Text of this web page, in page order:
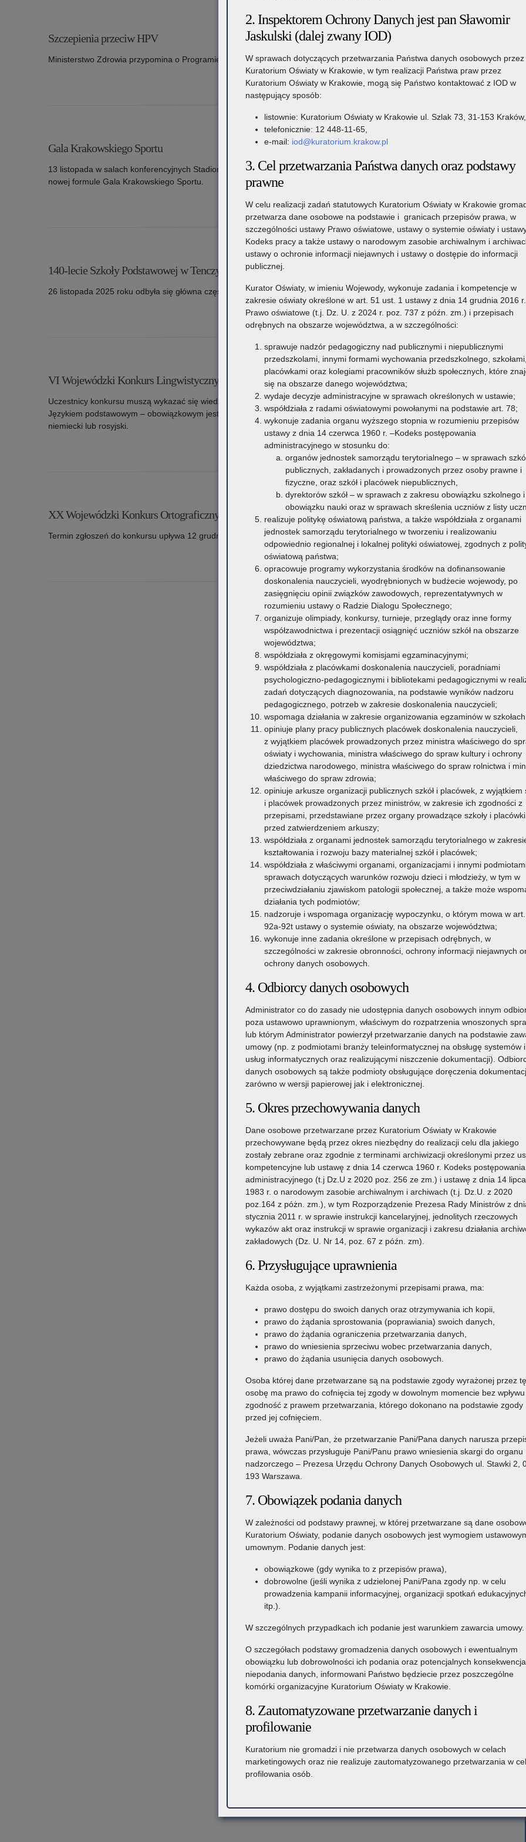
Szczepienia przeciw HPV
Ministerstwo Zdrowia przypomina o Programie bezpłatnych szczepień przeciw HPV.
Czytaj więcej
1 grudnia 2025
Gala Krakowskiego Sportu
13 listopada w salach konferencyjnych Stadionu Miejskiego im. Henryka Reymana w Krakowie odbyła się pierwsza w
nowej formule Gala Krakowskiego Sportu.
Czytaj więcej
1 grudnia 2025
140-lecie Szkoły Podstawowej w Tenczynie
26 listopada 2025 roku odbyła się główna część jubileuszu z okazji 140-lecia Szkoły Podstawowej w Tenczynie.
Czytaj więcej
1 grudnia 2025
VI Wojewódzki Konkurs Lingwistyczny DUET
Uczestnicy konkursu muszą wykazać się wiedzą i umiejętnościami równocześnie w zakresie dwóch języków obcych.
Językiem podstawowym – obowiązkowym jest język angielski. Drugim językiem do wyboru jest język francuski, hiszpański,
niemiecki lub rosyjski.
1 grudnia 2025
XX Wojewódzki Konkurs Ortograficzny „Kaktus”
Termin zgłoszeń do konkursu upływa 12 grudnia 2025 r.
2. Inspektorem Ochrony Danych jest pan Sławomir
Jaskulski (dalej zwany IOD)
W sprawach dotyczących przetwarzania Państwa danych osobowych przez
Kuratorium Oświaty w Krakowie, w tym realizacji Państwa praw przez
Kuratorium Oświaty w Krakowie, mogą się Państwo kontaktować z IOD w
następujący sposób:
listownie: Kuratorium Oświaty w Krakowie ul. Szlak 73, 31-153 Kraków,
telefonicznie: 12 448-11-65,
e-mail: iod@kuratorium.krakow.pl
3. Cel przetwarzania Państwa danych oraz podstawy
prawne
W celu realizacji zadań statutowych Kuratorium Oświaty w Krakowie
przetwarza dane osobowe na podstawie i granicach przepisów prawa, w
szczególności ustawy Prawo oświatowe, ustawy o systemie oświaty i
Kodeks pracy a także ustawy o narodowym zasobie archiwalnym i
ustawy o ochronie informacji niejawnych i ustawy o dostępie do informacji
publicznej.
Kurator Oświaty, w imieniu Wojewody, wykonuje zadania i kompetencje w
zakresie oświaty określone w art. 51 ust. 1 ustawy z dnia 14 grudnia 2016 r.
Prawo oświatowe (t.j. Dz. U. z 2024 r. poz. 737 z późn. zm.) i przepisach
odrębnych na obszarze województwa, a w szczególności:
sprawuje nadzór pedagogiczny nad publicznymi i niepublicznymi
przedszkolami, innymi formami wychowania przedszkolnego, szkołami,
placówkami oraz kolegiami pracowników służb społecznych, które
się na obszarze danego województwa;
wydaje decyzje administracyjne w sprawach określonych w ustawie;
współdziała z radami oświatowymi powołanymi na podstawie art. 78;
wykonuje zadania organu wyższego stopnia w rozumieniu przepisów
ustawy z dnia 14 czerwca 1960 r. –Kodeks postępowania
administracyjnego w stosunku do:
organów jednostek samorządu terytorialnego – w sprawach
publicznych, zakładanych i prowadzonych przez osoby prawne i
fizyczne, oraz szkół i placówek niepublicznych,
dyrektorów szkół – w sprawach z zakresu obowiązku szkolnego i
obowiązku nauki oraz w sprawach skreślenia uczniów z listy
realizuje politykę oświatową państwa, a także współdziała z organami
jednostek samorządu terytorialnego w tworzeniu i realizowaniu
odpowiednio regionalnej i lokalnej polityki oświatowej, zgodnych z
oświatową państwa;
opracowuje programy wykorzystania środków na dofinansowanie
doskonalenia nauczycieli, wyodrębnionych w budżecie wojewody, po
zasięgnięciu opinii związków zawodowych, reprezentatywnych w
rozumieniu ustawy o Radzie Dialogu Społecznego;
organizuje olimpiady, konkursy, turnieje, przeglądy oraz inne formy
współzawodnictwa i prezentacji osiągnięć uczniów szkół na obszarze
województwa;
współdziała z okręgowymi komisjami egzaminacyjnymi;
współdziała z placówkami doskonalenia nauczycieli, poradniami
psychologiczno-pedagogicznymi i bibliotekami pedagogicznymi w
zadań dotyczących diagnozowania, na podstawie wyników nadzoru
pedagogicznego, potrzeb w zakresie doskonalenia nauczycieli;
wspomaga działania w zakresie organizowania egzaminów w
opiniuje plany pracy publicznych placówek doskonalenia nauczycieli,
z wyjątkiem placówek prowadzonych przez ministra właściwego do
oświaty i wychowania, ministra właściwego do spraw kultury i ochrony
dziedzictwa narodowego, ministra właściwego do spraw rolnictwa i
właściwego do spraw zdrowia;
opiniuje arkusze organizacji publicznych szkół i placówek, z wyjątkiem
i placówek prowadzonych przez ministrów, w zakresie ich zgodności z
przepisami, przedstawiane przez organy prowadzące szkoły i placówki
przed zatwierdzeniem arkuszy;
współdziała z organami jednostek samorządu terytorialnego w
kształtowania i rozwoju bazy materialnej szkół i placówek;
współdziała z właściwymi organami, organizacjami i innymi
sprawach dotyczących warunków rozwoju dzieci i młodzieży, w tym w
przeciwdziałaniu zjawiskom patologii społecznej, a także może
działania tych podmiotów;
nadzoruje i wspomaga organizację wypoczynku, o którym mowa w art.
92a-92t ustawy o systemie oświaty, na obszarze województwa;
wykonuje inne zadania określone w przepisach odrębnych, w
szczególności w zakresie obronności, ochrony informacji niejawnych
ochrony danych osobowych.
4. Odbiorcy danych osobowych
Administrator co do zasady nie udostępnia danych osobowych innym
poza ustawowo uprawnionym, właściwym do rozpatrzenia wnoszonych
lub którym Administrator powierzył przetwarzanie danych na podstawie
umowy (np. z podmiotami branży teleinformatycznej na obsługę systemów i
usług informatycznych oraz realizującymi niszczenie dokumentacji).
danych osobowych są także podmioty obsługujące doręczenia
zarówno w wersji papierowej jak i elektronicznej.
5. Okres przechowywania danych
Dane osobowe przetwarzane przez Kuratorium Oświaty w Krakowie
przechowywane będą przez okres niezbędny do realizacji celu dla jakiego
zostały zebrane oraz zgodnie z terminami archiwizacji określonymi przez
kompetencyjne lub ustawę z dnia 14 czerwca 1960 r. Kodeks postępowania
administracyjnego (t.j Dz.U z 2020 poz. 256 ze zm.) i ustawę z dnia 14 lipca
1983 r. o narodowym zasobie archiwalnym i archiwach (t.j. Dz.U. z 2020
poz.164 z póżn. zm.), w tym Rozporządzenie Prezesa Rady Ministrów z
stycznia 2011 r. w sprawie instrukcji kancelaryjnej, jednolitych rzeczowych
wykazów akt oraz instrukcji w sprawie organizacji i zakresu działania
zakładowych (Dz. U. Nr 14, poz. 67 z późn. zm).
6. Przysługujące uprawnienia
Każda osoba, z wyjątkami zastrzeżonymi przepisami prawa, ma:
prawo dostępu do swoich danych oraz otrzymywania ich kopii,
prawo do żądania sprostowania (poprawiania) swoich danych,
prawo do żądania ograniczenia przetwarzania danych,
prawo do wniesienia sprzeciwu wobec przetwarzania danych,
prawo do żądania usunięcia danych osobowych.
Osoba której dane przetwarzane są na podstawie zgody wyrażonej przez tę
osobę ma prawo do cofnięcia tej zgody w dowolnym momencie bez
zgodność z prawem przetwarzania, którego dokonano na podstawie zgody
przed jej cofnięciem.
Jeżeli uważa Pani/Pan, że przetwarzanie Pani/Pana danych narusza
prawa, wówczas przysługuje Pani/Panu prawo wniesienia skargi do organu
nadzorczego – Prezesa Urzędu Ochrony Danych Osobowych ul. Stawki 2,
193 Warszawa.
7. Obowiązek podania danych
W zależności od podstawy prawnej, w której przetwarzane są dane
Kuratorium Oświaty, podanie danych osobowych jest wymogiem
umownym. Podanie danych jest:
obowiązkowe (gdy wynika to z przepisów prawa),
dobrowolne (jeśli wynika z udzielonej Pani/Pana zgody np. w celu
prowadzenia kampanii informacyjnej, organizacji spotkań
itp.).
W szczególnych przypadkach ich podanie jest warunkiem zawarcia umowy.
O szczegółach podstawy gromadzenia danych osobowych i ewentualnym
obowiązku lub dobrowolności ich podania oraz potencjalnych
niepodania danych, informowani Państwo będziecie przez poszczególne
komórki organizacyjne Kuratorium Oświaty w Krakowie.
8. Zautomatyzowane przetwarzanie danych i
profilowanie
Kuratorium nie gromadzi i nie przetwarza danych osobowych w celach
marketingowych oraz nie realizuje zautomatyzowanego przetwarzania w
profilowania osób.